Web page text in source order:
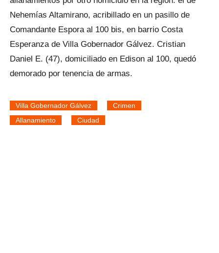
Nehemías Altamirano, acribillado en un pasillo de
Comandante Espora al 100 bis, en barrio Costa
Esperanza de Villa Gobernador Gálvez. Cristian
Daniel E. (47), domiciliado en Edison al 100, quedó
demorado por tenencia de armas.
Villa Gobernador Gálvez
Crimen
Allanamiento
Ciudad